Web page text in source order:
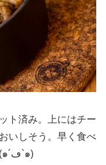
ト済み。上にはチー
いしそう。早く食べ
たーい！でも熱々だから気をつけて(๑´ڡ`๑)